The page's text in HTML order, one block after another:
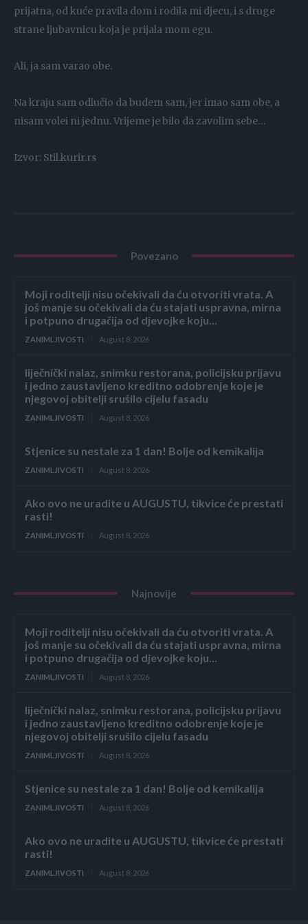
prijatna, od kuće pravila dom i rodila mi djecu, i s druge
strane ljubavnicu koja je prijala mom egu.
Ali, ja sam varao obe.
Na kraju sam odlučio da budem sam, jer imao sam obe, a
nisam volei ni jednu. Vrijeme je bilo da zavolim sebe…
Izvor: Stil.kurir.rs
Povezano
Moji roditelji nisu očekivali da ću otvoriti vrata. A
još manje su očekivali da ću stajati uspravna, mirna
i potpuno drugačija od djevojke koju...
ZANIMLJIVOSTI August 8, 2026
liječnički nalaz, snimku restorana, policijsku prijavu
i jedno zaustavljeno kreditno odobrenje koje je
njegovoj obitelji srušilo cijelu fasadu
ZANIMLJIVOSTI August 8, 2026
Stjenice su nestale za 1 dan! Bolje od kemikalija
ZANIMLJIVOSTI August 8, 2026
Ako ovo ne uradite u AUGUSTU, tikvice će prestati
rasti!
ZANIMLJIVOSTI August 8, 2026
Najnovije
Moji roditelji nisu očekivali da ću otvoriti vrata. A
još manje su očekivali da ću stajati uspravna, mirna
i potpuno drugačija od djevojke koju...
ZANIMLJIVOSTI August 8, 2026
liječnički nalaz, snimku restorana, policijsku prijavu
i jedno zaustavljeno kreditno odobrenje koje je
njegovoj obitelji srušilo cijelu fasadu
ZANIMLJIVOSTI August 8, 2026
Stjenice su nestale za 1 dan! Bolje od kemikalija
ZANIMLJIVOSTI August 8, 2026
Ako ovo ne uradite u AUGUSTU, tikvice će prestati
rasti!
ZANIMLJIVOSTI August 8, 2026